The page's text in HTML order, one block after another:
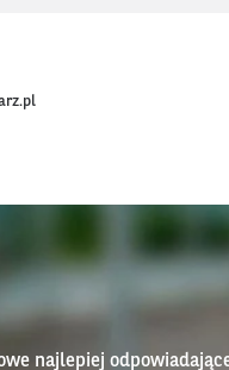
najlepiej